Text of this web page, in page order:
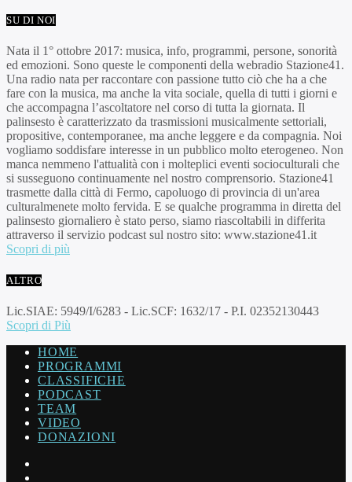
SU DI NOI
Nata il 1° ottobre 2017: musica, info, programmi, persone, sonorità
ed emozioni. Sono queste le componenti della webradio Stazione41.
Una radio nata per raccontare con passione tutto ciò che ha a che
fare con la musica, ma anche la vita sociale, quella di tutti i giorni e
che accompagna l’ascoltatore nel corso di tutta la giornata. Il
palinsesto è caratterizzato da trasmissioni musicalmente settoriali,
propositive, contemporanee, ma anche leggere e da compagnia. Noi
vogliamo soddisfare interesse in un pubblico molto eterogeneo. Non
manca nemmeno l'attualità con i molteplici eventi socioculturali che
si susseguono continuamente nel nostro comprensorio. Stazione41
trasmette dalla città di Fermo, capoluogo di provincia di un'area
culturalmenete molto fervida. E se qualche programma in diretta del
palinsesto giornaliero è stato perso, siamo riascoltabili in differita
attraverso il servizio podcast sul nostro sito: www.stazione41.it
Scopri di più
ALTRO
Lic.SIAE: 5949/I/6283 - Lic.SCF: 1632/17 - P.I. 02352130443
Scopri di Più
HOME
PROGRAMMI
CLASSIFICHE
PODCAST
TEAM
VIDEO
DONAZIONI